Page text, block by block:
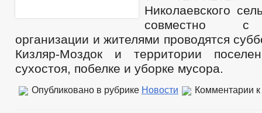
Николаевского
совместно с
организации и жителями проводятся
Кизляр-Моздок и территории
сухостоя, побелке и уборке мусора.
Опубликовано в рубрике Новости Комментарии